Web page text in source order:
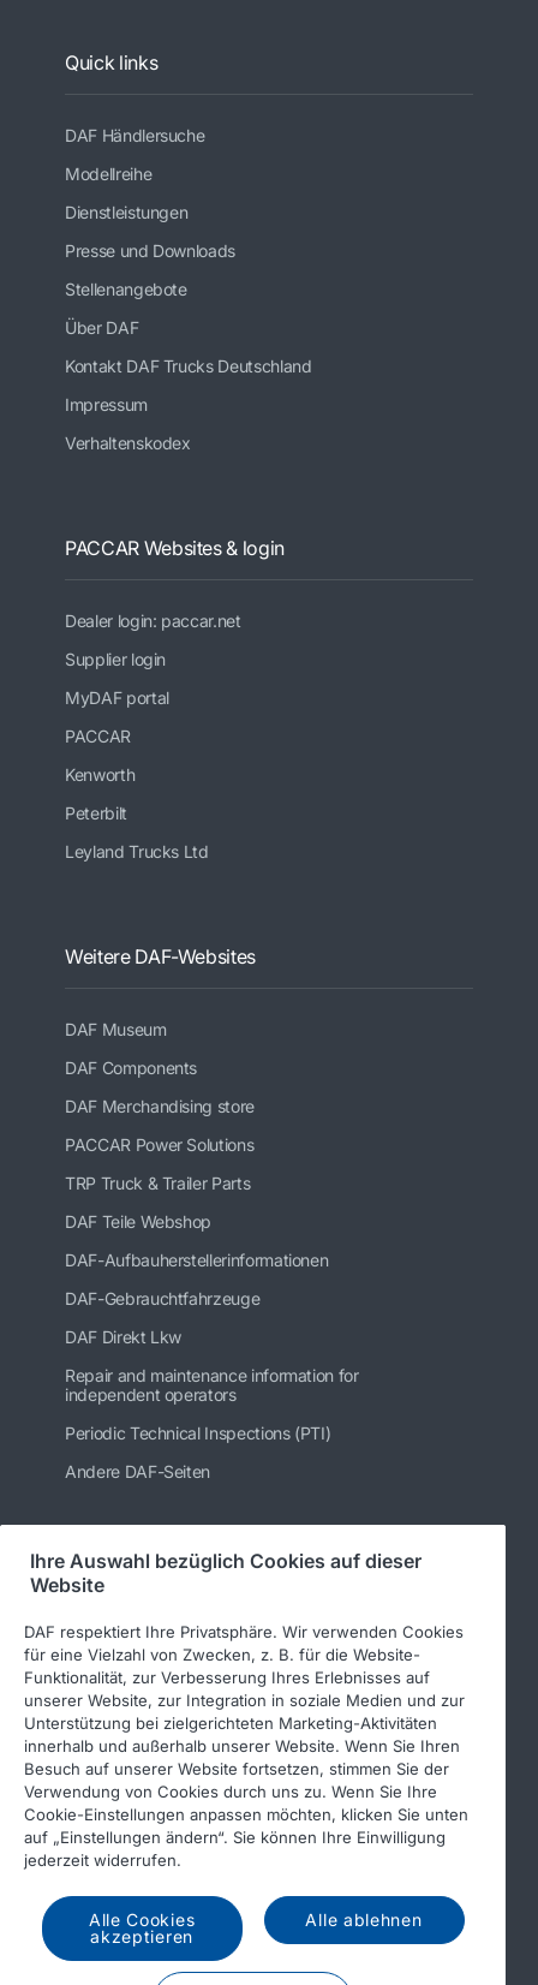
Quick links
DAF Händlersuche
Modellreihe
Dienstleistungen
Presse und Downloads
Stellenangebote
Über DAF
Kontakt DAF Trucks Deutschland
Impressum
Verhaltenskodex
PACCAR Websites & login
Dealer login: paccar.net
Supplier login
MyDAF portal
PACCAR
Kenworth
Peterbilt
Leyland Trucks Ltd
Weitere DAF-Websites
DAF Museum
DAF Components
DAF Merchandising store
PACCAR Power Solutions
TRP Truck & Trailer Parts
DAF Teile Webshop
DAF-Aufbauherstellerinformationen
DAF-Gebrauchtfahrzeuge
DAF Direkt Lkw
Repair and maintenance information for
independent operators
Periodic Technical Inspections (PTI)
Andere DAF-Seiten
Folgen Sie uns
© 2026 DAF
Rechtlicher Hinweis
Datenschutzerklärung
DAF und Cookies
Income Tax Report
Ihre Auswahl bezüglich Cookies auf dieser
Website
DAF respektiert Ihre Privatsphäre. Wir verwenden Cookies
für eine Vielzahl von Zwecken, z. B. für die Website-
Funktionalität, zur Verbesserung Ihres Erlebnisses auf
unserer Website, zur Integration in soziale Medien und zur
Unterstützung bei zielgerichteten Marketing-Aktivitäten
innerhalb und außerhalb unserer Website. Wenn Sie Ihren
Besuch auf unserer Website fortsetzen, stimmen Sie der
Verwendung von Cookies durch uns zu. Wenn Sie Ihre
Cookie-Einstellungen anpassen möchten, klicken Sie unten
auf „Einstellungen ändern“. Sie können Ihre Einwilligung
jederzeit widerrufen.
Alle Cookies
akzeptieren
Alle ablehnen